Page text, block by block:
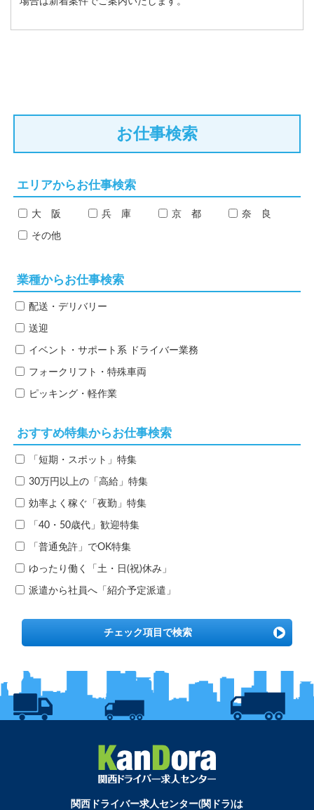
お仕事検索
エリアからお仕事検索
大 阪 兵 庫 京 都 奈 良
その他
業種からお仕事検索
配送・デリバリー
送迎
イベント・サポート系 ドライバー業務
フォークリフト・特殊車両
ピッキング・軽作業
おすすめ特集からお仕事検索
「短期・スポット」特集
30万円以上の「高給」特集
効率よく稼ぐ「夜勤」特集
「40・50歳代」歓迎特集
「普通免許」でOK特集
ゆったり働く「土・日(祝)休み」
派遣から社員へ「紹介予定派遣」
チェック項目で検索
関西ドライバー求人センター(関ドラ)は